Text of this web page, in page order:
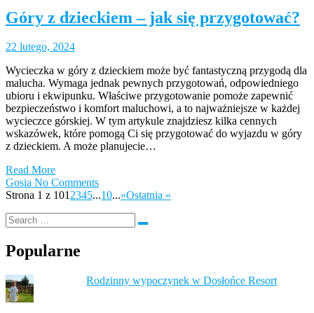
Góry z dzieckiem – jak się przygotować?
22 lutego, 2024
Wycieczka w góry z dzieckiem może być fantastyczną przygodą dla
malucha. Wymaga jednak pewnych przygotowań, odpowiedniego
ubioru i ekwipunku. Właściwe przygotowanie pomoże zapewnić
bezpieczeństwo i komfort maluchowi, a to najważniejsze w każdej
wycieczce górskiej. W tym artykule znajdziesz kilka cennych
wskazówek, które pomogą Ci się przygotować do wyjazdu w góry
z dzieckiem. A może planujecie…
Read More
Gosia No Comments
Strona 1 z 1012345...10...»Ostatnia »
Popularne
Rodzinny wypoczynek w Dosłońce Resort